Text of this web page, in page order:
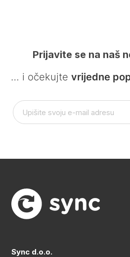
Prijavite se na naš
… i očekujte vrijedne
Sync d.o.o.